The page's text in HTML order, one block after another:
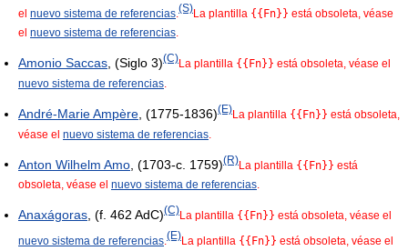
el nuevo sistema de referencias (S)La plantilla {{Fn}} está obsoleta, véase
el nuevo sistema de referencias.
Amonio Saccas , (Siglo 3)(C)La plantilla {{Fn}} está obsoleta, véase el
nuevo sistema de referencias.
André-Marie Ampère , (1775-1836)(E)La plantilla {{Fn}} está obsoleta,
véase el nuevo sistema de referencias
Anton Wilhelm Amo , (1703-c. 1759)(R)La plantilla {{Fn}} está
obsoleta, véase el nuevo sistema de referencias.
Anaxágoras , (f. 462 AdC)(C)La plantilla {{Fn}} está obsoleta, véase el
nuevo sistema de referencias (E)La plantilla {{Fn}} está obsoleta, véase el